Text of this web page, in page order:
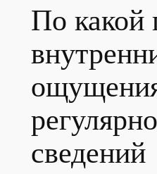
По какой
сведений